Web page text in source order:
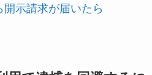
示請求が届いたら